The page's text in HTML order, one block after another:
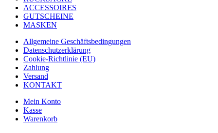
ACCESSOIRES
GUTSCHEINE
MASKEN
Allgemeine Geschäftsbedingungen
Datenschutzerklärung
Cookie-Richtlinie (EU)
Zahlung
Versand
KONTAKT
Mein Konto
Kasse
Warenkorb